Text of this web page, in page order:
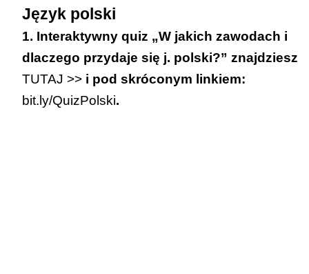
Język polski
1. Interaktywny quiz „W jakich zawodach i
dlaczego przydaje się j. polski?” znajdziesz
TUTAJ >> i pod skróconym linkiem:
bit.ly/QuizPolski.